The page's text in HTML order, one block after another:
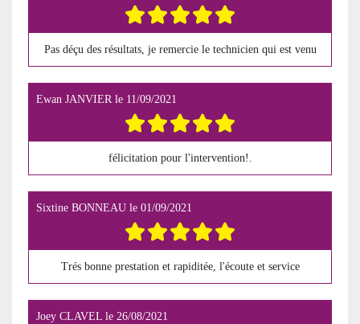
Pas déçu des résultats, je remercie le technicien qui est venu
Ewan JANVIER le 11/09/2021
félicitation pour l'intervention!.
Sixtine BONNEAU le 01/09/2021
Trés bonne prestation et rapiditée, l'écoute et service
Joey CLAVEL le 26/08/2021